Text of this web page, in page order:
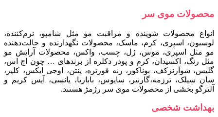
محصولات موی سر
انواع محصولات شوینده و مراقبت مو مثل شامپو، نرم‌کننده،
لوسیون، اسپری، کرم، ماسک، محصولات نگهدارنده و حالت‌دهنده
مو مثل اسپری، موس، ژل، چسب، واکس، محصولات آرایش مو
مثل رنگ، اکسیدان، کرم و پودر دکلره از برندهای … چون اچ اس،
گلیس، شوآرنزکف، بوناکور، رنه فورتره، پنتن، اوجی ایکس، کلیر،
سان سیلک، ترزمه،گارنیر، سایوس، باباریا، یانسی، آیس کریم و
آلترگو بخشی از محصولات موی سر رژمژ هستند.
بهداشت شخصی